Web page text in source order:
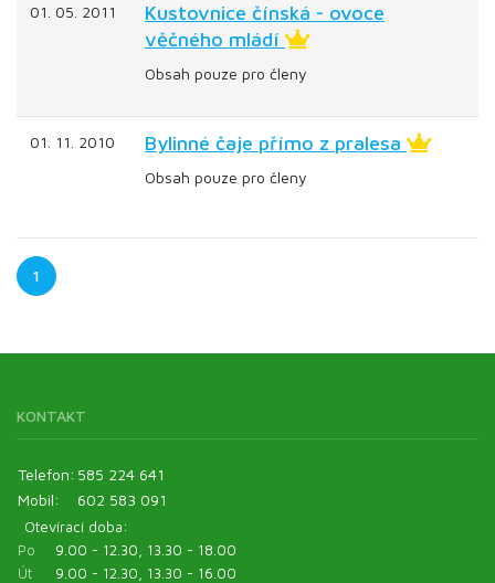
01. 05. 2011
Kustovnice čínská - ovoce
věčného mládí
Obsah pouze pro členy
01. 11. 2010 Bylinné čaje přímo z pralesa
Obsah pouze pro členy
1
KONTAKT
Telefon: 585 224 641
Mobil:
602 583 091
Otevírací doba:
Po
9.00 - 12.30, 13.30 - 18.00
Út
9.00 - 12.30, 13.30 - 16.00